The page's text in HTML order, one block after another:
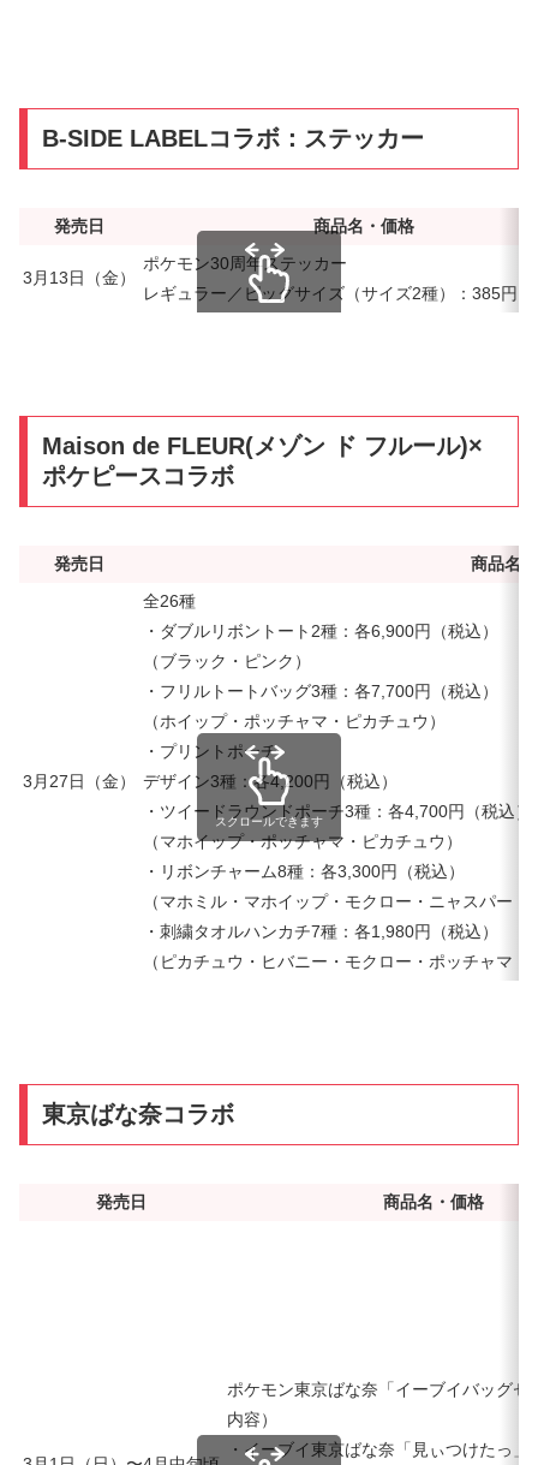
B-SIDE LABELコラボ：ステッカー
発売日 商品名・価格
3月13日（金）
ポケモン30周年ステッカー
レギュラー／ピッグサイズ（サイズ2種）：385円
Maison de FLEUR(メゾン ド フルール)×
ポケピースコラボ
発売日 商品名
3月27日（金）
全26種
・ダブルリボントート2種：各6,900円（税込）
（ブラック・ピンク）
・フリルトートバッグ3種：各7,700円（税込）
（ホイップ・ポッチャマ・ピカチュウ）
・プリントポーチ
デザイン3種：各4,200円（税込）
・ツイードラウンドポーチ3種：各4,700円（税込）
（マホイップ・ポッチャマ・ピカチュウ）
・リボンチャーム8種：各3,300円（税込）
（マホミル・マホイップ・モクロー・ニャスパー
・刺繍タオルハンカチ7種：各1,980円（税込）
（ピカチュウ・ヒバニー・モクロー・ポッチャマ
スクロールできます
東京ばな奈コラボ
発売日 商品名・価格
ポケモン東京ばな奈「イーブイバッグセ
内容）
・イーブイ東京ばな奈「見ぃつけたっ」